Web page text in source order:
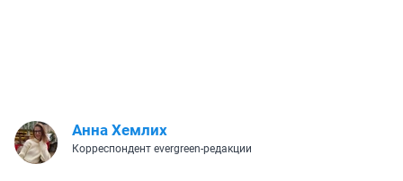
Анна Хемлих
Корреспондент evergreen-редакции